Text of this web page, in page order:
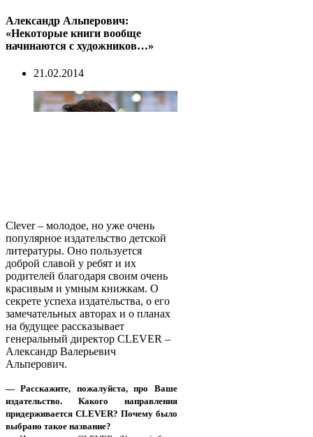
Александр Альперович:
«Некоторые книги вообще
начинаются с художников…»
21.02.2014
Clever – молодое, но уже очень
популярное издательство детской
литературы. Оно пользуется
доброй славой у ребят и их
родителей благодаря своим очень
красивым и умным книжкам. О
секрете успеха издательства, о его
замечательных авторах и о планах
на будущее рассказывает
генеральный директор CLEVER –
Александр Валерьевич
Альперович.
— Расскажите, пожалуйста, про Ваше
издательство. Какого направления
придерживается CLEVER? Почему было
выбрано такое название?